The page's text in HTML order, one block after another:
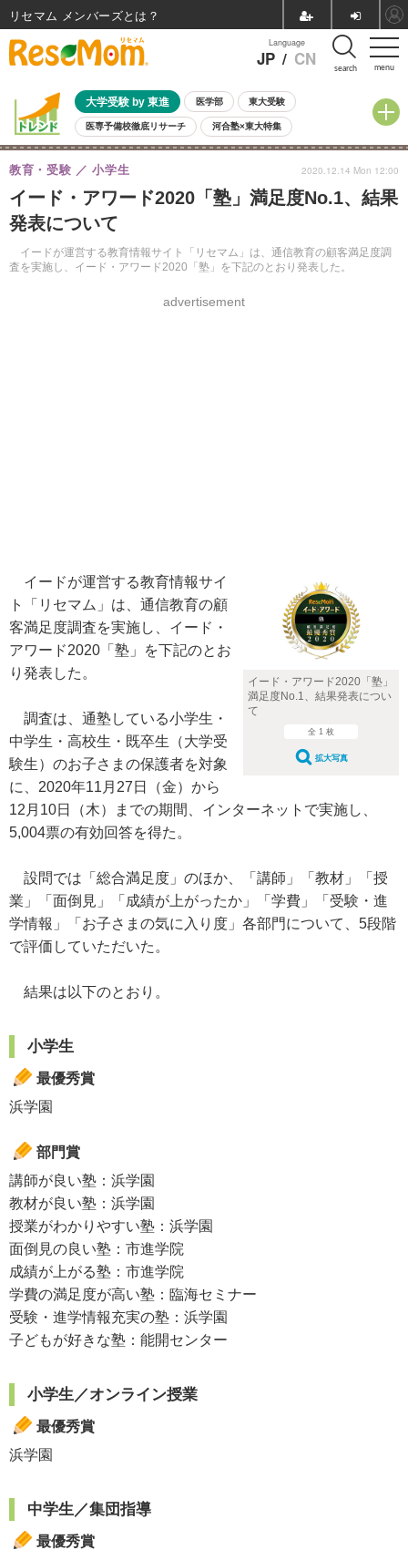
menu
Language
JP / CN search
大学受験 by 東進 医学部 東大受験
医専予備校徹底リサーチ 河合塾×東大特集
親子で考える大学選び 高校受験 中学受験 小学校受験
共通テスト 夏休み
8月開催イベント・WS 全国公立高校 過去問 人気記事
自由研究教材（小学生向け）
イード・アワード2020「塾」満足度No.1、結果
発表について
イードが運営する教育情報サイト「リセマム」は、通信教育の顧客満足度調
査を実施し、イード・アワード2020「塾」を下記のとおり発表した。
教育・受験 小学生
advertisement
2020.12.14 Mon 12:00
イード・アワード2020「塾」
満足度No.1、結果発表につい
て
全 1 枚
拡大写真
イードが運営する教育情報サイ
ト「リセマム」は、通信教育の顧
客満足度調査を実施し、イード・
アワード2020「塾」を下記のとお
り発表した。
調査は、通塾している小学生・
中学生・高校生・既卒生（大学受
験生）のお子さまの保護者を対象
に、2020年11月27日（金）から
12月10日（木）までの期間、インターネットで実施し、
5,004票の有効回答を得た。
設問では「総合満足度」のほか、「講師」「教材」「授
業」「面倒見」「成績が上がったか」「学費」「受験・進
学情報」「お子さまの気に入り度」各部門について、5段階
で評価していただいた。
結果は以下のとおり。
小学生
最優秀賞
浜学園
部門賞
講師が良い塾：浜学園
教材が良い塾：浜学園
授業がわかりやすい塾：浜学園
面倒見の良い塾：市進学院
成績が上がる塾：市進学院
学費の満足度が高い塾：臨海セミナー
受験・進学情報充実の塾：浜学園
子どもが好きな塾：能開センター
小学生／オンライン授業
最優秀賞
浜学園
中学生／集団指導
最優秀賞
リセマム メンバーズ